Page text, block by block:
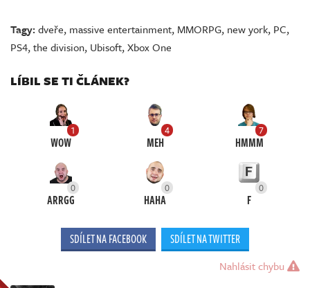
Tagy:dveře, massive entertainment, MMORPG, new york, PC,
PS4,the division, Ubisoft,Xbox One
LÍBIL SE TI ČLÁNEK?
1
WOW
4
MEH
7
HMMM
0
ARRGG
0
HAHA
0
F
SDÍLET NA FACEBOOK SDÍLET NA TWITTER
Nahlásit chybu